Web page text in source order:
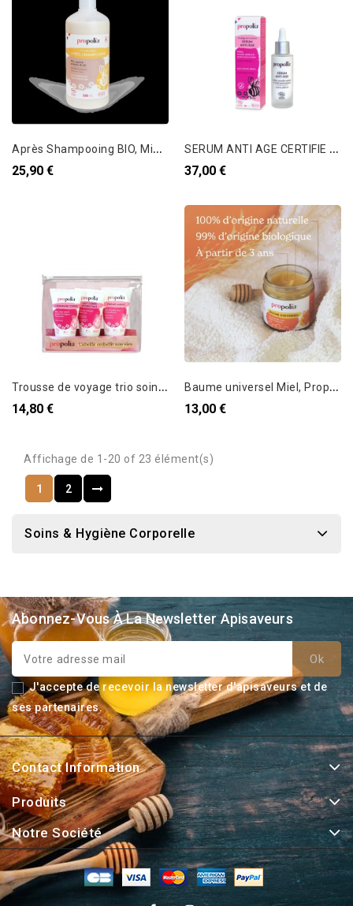
A
près Shampooing BIO, Miel , Argan & Protéines de blé
25,90 €
S
ERUM ANTI AGE CERTIFIE BIO - Pollen & Acide hyaluronique
37,00 €
T
rousse de voyage trio soins ciblés corps
14,80 €
B
aume universel Miel, Propolis, Pollen & cire d'abeilles
13,00 €
Affichage de 1-20 of 23 élément(s)
1 2
Soins & Hygiène Corporelle
Abonnez-Vous À La Newsletter Apisaveurs
J'accepte de recevoir la newsletter d'apisaveurs et de
ses partenaires.
Contact Information
Produits
Notre Société